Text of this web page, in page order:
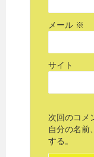
メール ※
サイト
次回のコメ
自分の名前
する。